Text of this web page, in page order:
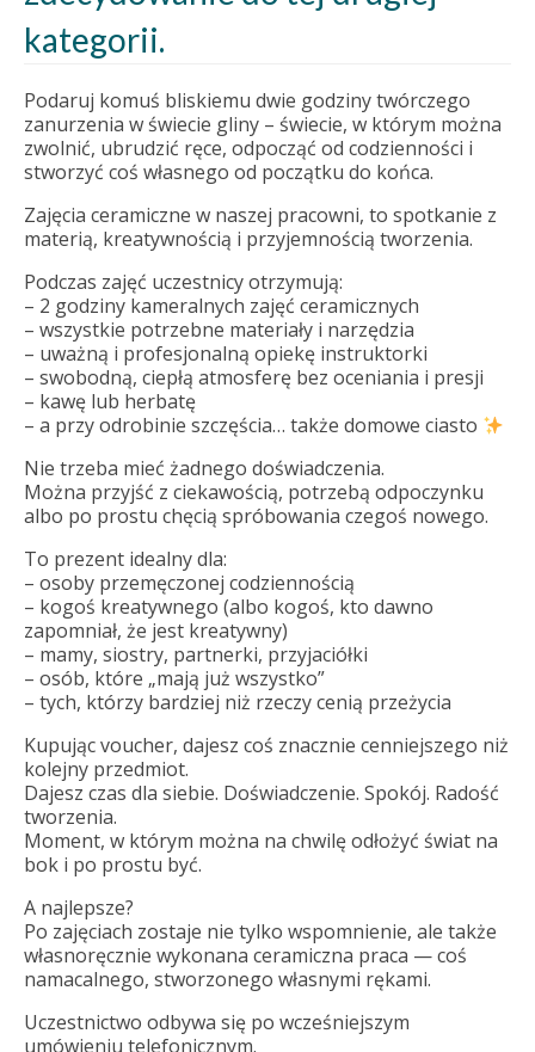
kategorii.
Podaruj komuś bliskiemu dwie godziny twórczego
zanurzenia w świecie gliny – świecie, w którym można
zwolnić, ubrudzić ręce, odpocząć od codzienności i
stworzyć coś własnego od początku do końca.
Zajęcia ceramiczne w naszej pracowni, to spotkanie z
materią, kreatywnością i przyjemnością tworzenia.
Podczas zajęć uczestnicy otrzymują:
– 2 godziny kameralnych zajęć ceramicznych
– wszystkie potrzebne materiały i narzędzia
– uważną i profesjonalną opiekę instruktorki
– swobodną, ciepłą atmosferę bez oceniania i presji
– kawę lub herbatę
– a przy odrobinie szczęścia… także domowe ciasto
Nie trzeba mieć żadnego doświadczenia.
Można przyjść z ciekawością, potrzebą odpoczynku
albo po prostu chęcią spróbowania czegoś nowego.
To prezent idealny dla:
– osoby przemęczonej codziennością
– kogoś kreatywnego (albo kogoś, kto dawno
zapomniał, że jest kreatywny)
– mamy, siostry, partnerki, przyjaciółki
– osób, które „mają już wszystko”
– tych, którzy bardziej niż rzeczy cenią przeżycia
Kupując voucher, dajesz coś znacznie cenniejszego niż
kolejny przedmiot.
Dajesz czas dla siebie. Doświadczenie. Spokój. Radość
tworzenia.
Moment, w którym można na chwilę odłożyć świat na
bok i po prostu być.
A najlepsze?
Po zajęciach zostaje nie tylko wspomnienie, ale także
własnoręcznie wykonana ceramiczna praca — coś
namacalnego, stworzonego własnymi rękami.
Uczestnictwo odbywa się po wcześniejszym
umówieniu telefonicznym.